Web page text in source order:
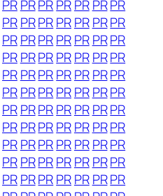
PRPRPRPRPR PRPR
PRPRPRPRPR PRPR
PRPRPRPRPR PRPR
PRPRPRPRPR PRPR
PRPRPRPRPR PRPR
PRPRPRPRPR PRPR
PRPRPRPRPR PRPR
PRPRPRPRPR PRPR
PRPRPRPRPR PRPR
PRPRPRPRPR PRPR
PRPRPRPRPR PRPR